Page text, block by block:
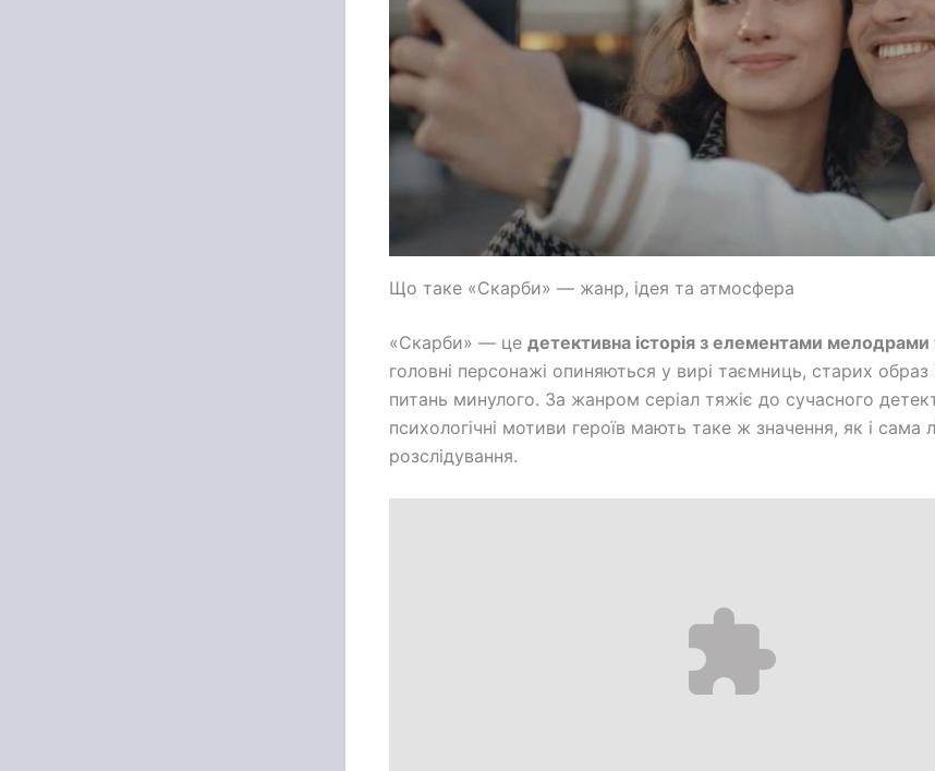
Що таке «Скарби» — жанр, ідея та атмосфера
«Скарби» — це детективна історія з елементами
головні персонажі опиняються у вирі таємниць, старих образ
питань минулого. За жанром серіал тяжіє до сучасного
психологічні мотиви героїв мають таке ж значення, як і сама
розслідування.